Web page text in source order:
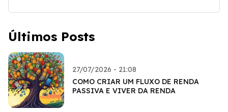
Últimos Posts
27/07/2026 - 21:08
COMO CRIAR UM FLUXO DE RENDA
PASSIVA E VIVER DA RENDA